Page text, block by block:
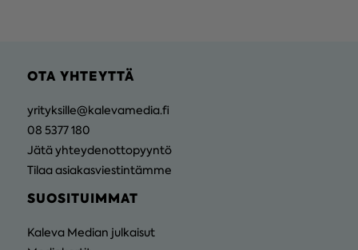
OTA YHTEYTTÄ
yrityksille@kalevamedia.fi
08 5377 180
Jätä yhteydenottopyyntö
Tilaa asiakasviestintämme
SUOSITUIMMAT
Kaleva Median julkaisut